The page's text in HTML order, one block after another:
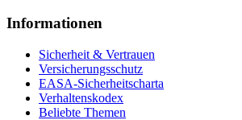
Informationen
Sicherheit & Vertrauen
Versicherungsschutz
EASA-Sicherheitscharta
Verhaltenskodex
Beliebte Themen